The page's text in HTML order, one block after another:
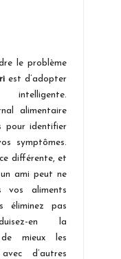
le problème
est d’adopter
intelligente.
alimentaire
pour identifier
symptômes.
différente, et
ami peut ne
vos aliments
éliminez pas
en la
mieux les
d’autres